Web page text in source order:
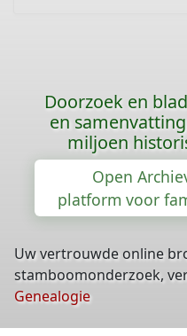
Doorzoek en
en
miljoen
Open
platform voor
Uw vertrouwde online
stamboomonderzoek,
Genealogie